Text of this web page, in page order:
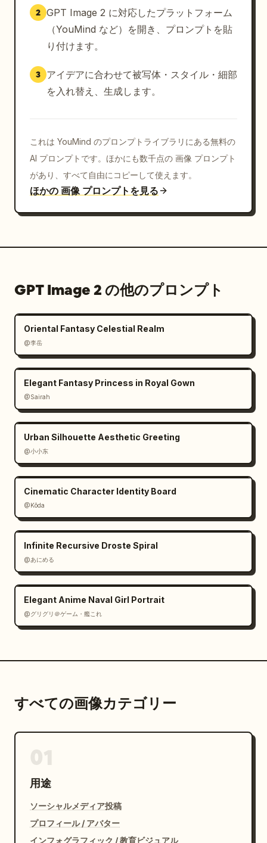
2 GPT Image 2 に対応したプラットフォーム
（YouMind など）を開き、プロンプトを貼
り付けます。
3
アイデアに合わせて被写体・スタイル・細部
を入れ替え、生成します。
これは YouMind のプロンプトライブラリにある無料の
AI プロンプトです。ほかにも数千点の 画像 プロンプト
があり、すべて自由にコピーして使えます。
ほかの 画像 プロンプトを見る
GPT Image 2 の他のプロンプト
Oriental Fantasy Celestial Realm
@李岳
Elegant Fantasy Princess in Royal Gown
@Sairah
Urban Silhouette Aesthetic Greeting
@小小东
Cinematic Character Identity Board
@Kōda
Infinite Recursive Droste Spiral
@あにめる
Elegant Anime Naval Girl Portrait
@グリグリ＠ゲーム・艦これ
すべての画像カテゴリー
用途
ソーシャルメディア投稿
プロフィール / アバター
インフォグラフィック / 教育ビジュアル